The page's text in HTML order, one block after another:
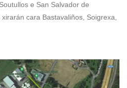
e San Salvador de
cara Bastavaliños, Soigrexa,